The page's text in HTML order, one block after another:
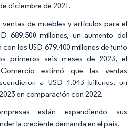
diciembre de 2021.
ventas de muebles y artículos para el
689.500 millones, un aumento del
los USD 679.400 millones de junio
primeros seis meses de 2023, el
estimó que las ventas
a USD 4,043 billones, un
en comparación con 2022.
están expandiendo sus
la creciente demanda en el país.